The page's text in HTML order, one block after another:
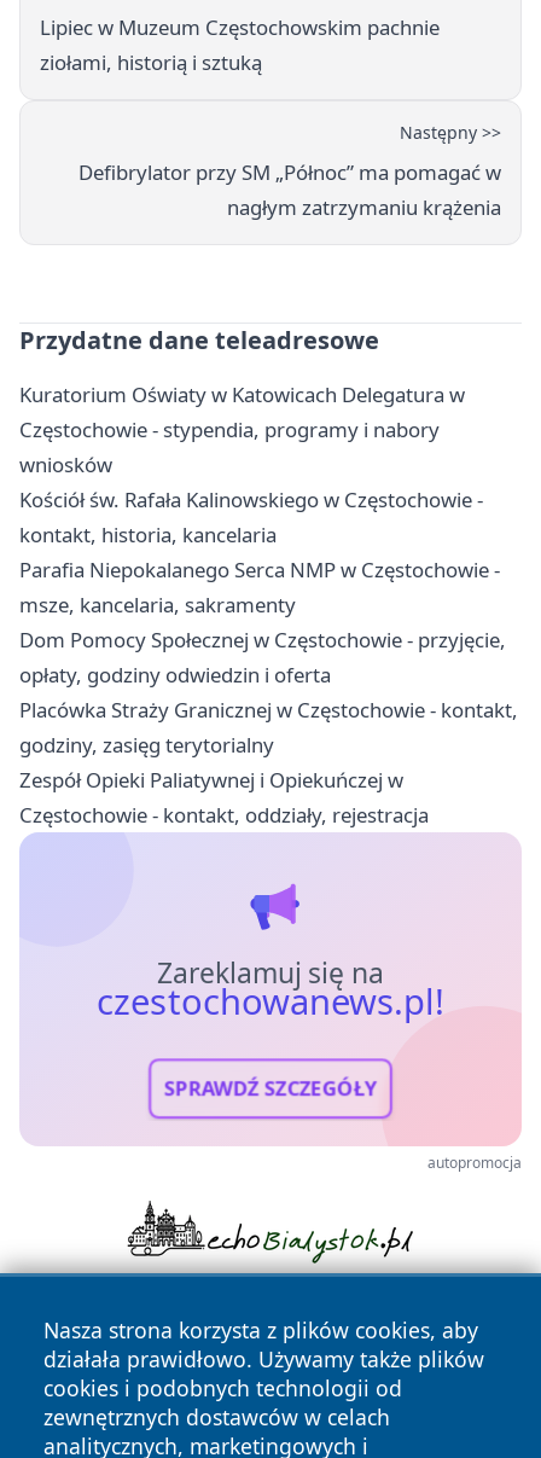
Lipiec w Muzeum Częstochowskim pachnie
ziołami, historią i sztuką
Następny >>
Defibrylator przy SM „Północ” ma pomagać w
nagłym zatrzymaniu krążenia
Przydatne dane teleadresowe
Kuratorium Oświaty w Katowicach Delegatura w
Częstochowie - stypendia, programy i nabory
wniosków
Kościół św. Rafała Kalinowskiego w Częstochowie -
kontakt, historia, kancelaria
Parafia Niepokalanego Serca NMP w Częstochowie -
msze, kancelaria, sakramenty
Dom Pomocy Społecznej w Częstochowie - przyjęcie,
opłaty, godziny odwiedzin i oferta
Placówka Straży Granicznej w Częstochowie - kontakt,
godziny, zasięg terytorialny
Zespół Opieki Paliatywnej i Opiekuńczej w
Częstochowie - kontakt, oddziały, rejestracja
Zareklamuj się na
czestochowanews.pl!
SPRAWDŹ SZCZEGÓŁY
autopromocja
Nasza strona korzysta z plików cookies, aby
działała prawidłowo. Używamy także plików
cookies i podobnych technologii od
zewnętrznych dostawców w celach
analitycznych, marketingowych i